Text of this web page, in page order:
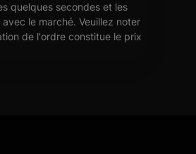
quelques secondes et les
le marché. Veuillez noter
de l'ordre constitue le prix